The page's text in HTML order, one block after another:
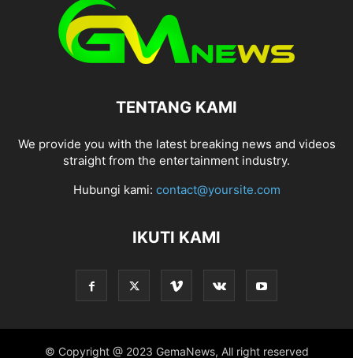
TENTANG KAMI
We provide you with the latest breaking news and videos
straight from the entertainment industry.
Hubungi kami: contact@yoursite.com
IKUTI KAMI
© Copyright @ 2023 GemaNews, All right reserved